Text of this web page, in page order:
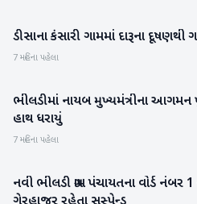
બનાસકાંઠા
ડીસાના કંસારી ગામમાં દારૂના દૂષણથી
7 મહિના પહેલા
બનાસકાંઠા
ભીલડીમાં નાયબ મુખ્યમંત્રીના આગમન
હાથ ધરાયું
7 મહિના પહેલા
બનાસકાંઠા
નવી ભીલડી ગ્રામ પંચાયતના વોર્ડ